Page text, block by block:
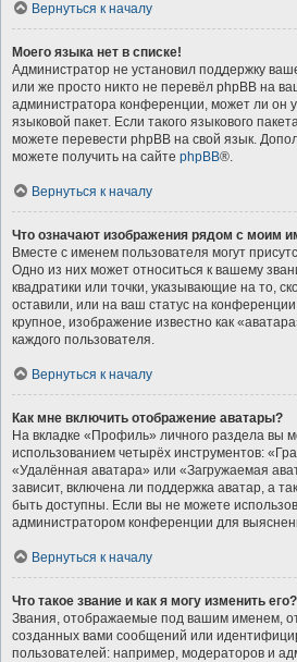
Вернуться к началу
Моего языка нет в списке!
Администратор не установил поддержку
или же просто никто не перевёл phpBB на
администратора конференции, может ли он
языковой пакет. Если такого языкового
можете перевести phpBB на свой язык.
можете получить на сайте phpBB®.
Вернуться к началу
Что означают изображения рядом с моим
Вместе с именем пользователя могут
Одно из них может относиться к вашему
квадратики или точки, указывающие на то,
оставили, или на ваш статус на
крупное, изображение известно как
каждого пользователя.
Вернуться к началу
Как мне включить отображение аватары?
На вкладке «Профиль» личного раздела вы
использованием четырёх инструментов:
«Удалённая аватара» или «Загружаемая
зависит, включена ли поддержка аватар, а
быть доступны. Если вы не можете
администратором конференции для
Вернуться к началу
Что такое звание и как я могу изменить его?
Звания, отображаемые под вашим именем,
созданных вами сообщений или
пользователей: например, модераторов и